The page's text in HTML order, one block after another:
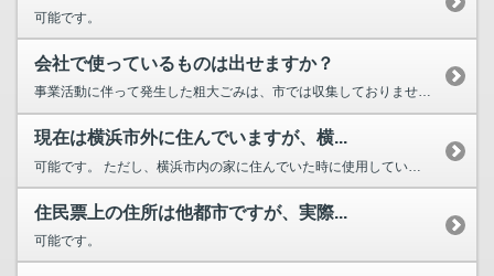
可能です。
会社で使っているものは出せますか？
事業活動に伴って発生した粗大ごみは、市では収集しておりませんので、廃棄物処...
現在は横浜市外に住んでいますが、横...
可能です。 ただし、横浜市内の家に住んでいた時に使用していたものに限りま...
住民票上の住所は他都市ですが、実際...
可能です。